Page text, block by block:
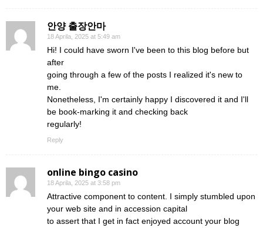
안양 출장안마
18 Aprila, 2025 at 5:49 am
Hi! I could have sworn I've been to this blog before but
after
going through a few of the posts I realized it's new to
me.
Nonetheless, I'm certainly happy I discovered it and I'll
be book-marking it and checking back
regularly!
Reply
online bingo casino
18 Aprila, 2025 at 3:58 pm
Attractive component to content. I simply stumbled upon
your web site and in accession capital
to assert that I get in fact enjoyed account your blog